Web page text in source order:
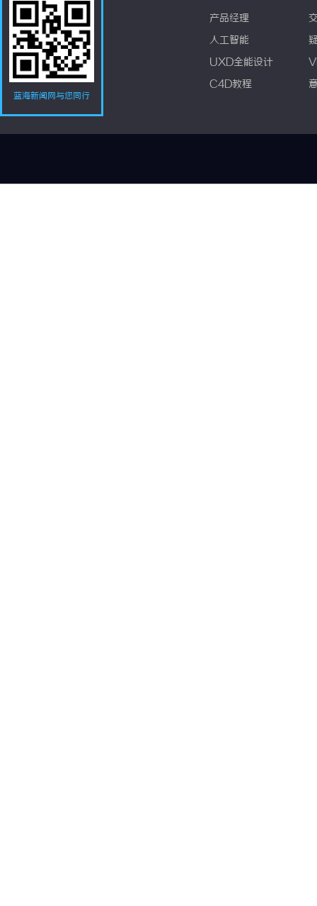
蓝海新闻网与您同行
产品经理
人工智能
UXD全能设计
C4D教程